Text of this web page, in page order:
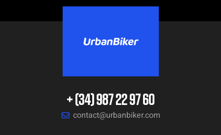
+ (34) 987 22 97 60
contact@urbanbiker.com